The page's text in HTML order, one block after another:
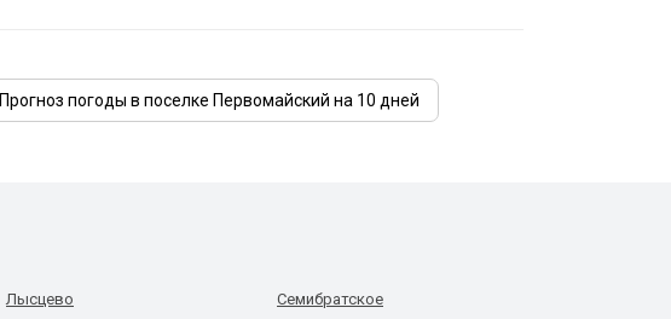
Прогноз погоды в поселке Первомайский на 10 дней
Лысцево
Семибратское